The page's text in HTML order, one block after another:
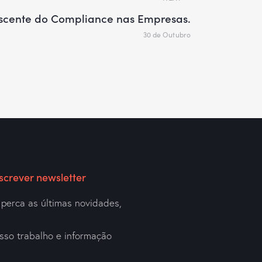
do Compliance nas Empresas.
30 de Outubro
newsletter
as últimas novidades,
trabalho e informação